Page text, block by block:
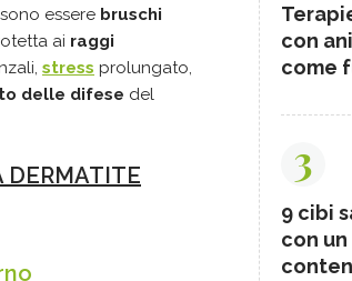
essere bruschi
ai raggi
stress prolungato,
delle difese del
DERMATITE
con
come
3
9 cibi
con